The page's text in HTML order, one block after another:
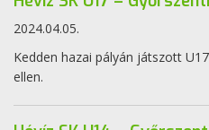
2024.04.05.
Kedden hazai pályán játszott
ellen.